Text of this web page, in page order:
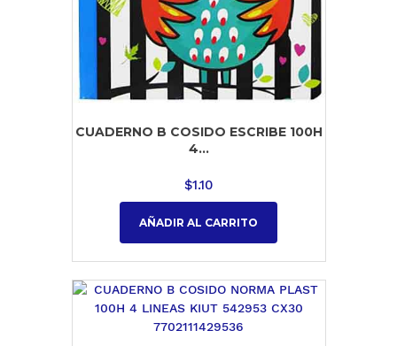
CUADERNO B COSIDO ESCRIBE 100H
4...
$1.10
AÑADIR AL CARRITO